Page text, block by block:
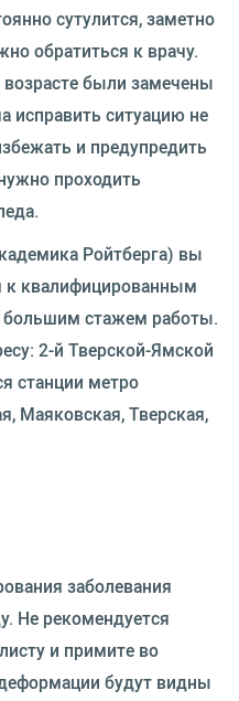
сутулится, заметно
обратиться к врачу.
были замечены
исправить ситуацию не
и предупредить
проходить
Ройтберга) вы
к квалифицированным
большим стажем работы.
2-й Тверской-Ямской
станции метро
Маяковская, Тверская,
заболевания
Не рекомендуется
и примите во
будут видны